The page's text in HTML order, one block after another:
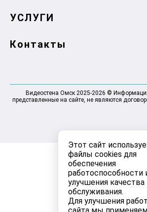
Этот сайт
файлы cookies для
обеспечения
работоспособности
улучшения качества
обслуживания.
Для улучшения
УСЛУГИ
Контакты
Видеостена Омск 2025-2026 ©
представленные на сайте, не являются